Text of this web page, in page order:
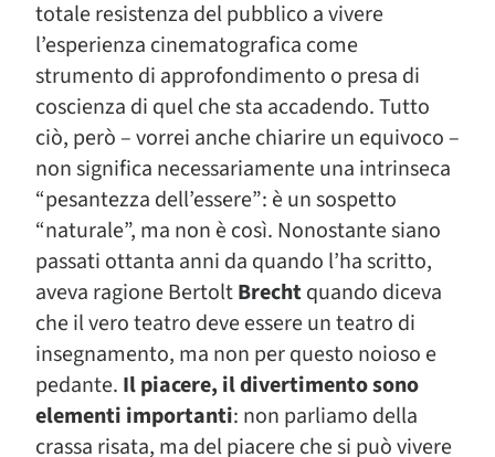
totale resistenza del pubblico a vivere
l’esperienza cinematografica come
strumento di approfondimento o presa di
coscienza di quel che sta accadendo. Tutto
ciò, però – vorrei anche chiarire un equivoco –
non significa necessariamente una intrinseca
“pesantezza dell’essere”: è un sospetto
“naturale”, ma non è così. Nonostante siano
passati ottanta anni da quando l’ha scritto,
aveva ragione BertoltBrechtquando diceva
che il vero teatro deve essere un teatro di
insegnamento, ma non per questo noioso e
pedante. Il piacere, il divertimento sono
elementi importanti: non parliamo della
crassa risata, ma del piacere che si può vivere